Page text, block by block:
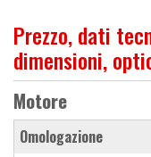
Prezzo, dati
dimensioni,
Motore
Omologazione